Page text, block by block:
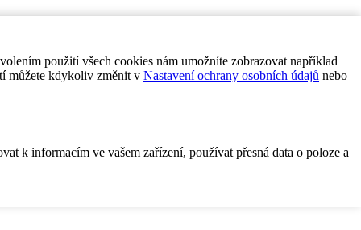
použití všech cookies nám umožníte zobrazovat například
můžete kdykoliv změnit v Nastavení ochrany osobních údajů nebo
k informacím ve vašem zařízení, používat přesná data o poloze a